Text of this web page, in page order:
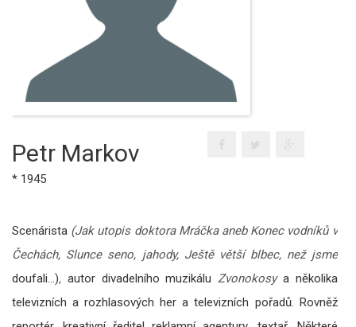
Petr Markov
* 1945
Scenárista (Jak utopis doktora Mráčka aneb Konec vodníků v
Čechách, Slunce seno, jahody, Ještě větší blbec, než jsme
doufali...), autor divadelního muzikáluZvonokosy a několika
televizních a rozhlasových her a televizních pořadů. Rovněž